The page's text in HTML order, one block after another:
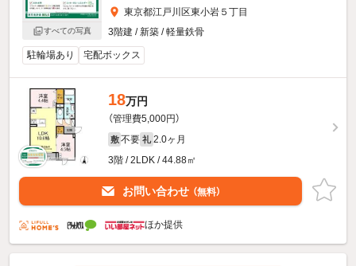
すべての写真
東京都江戸川区東小岩５丁目
3階建 / 新築 / 軽量鉄骨
駐輪場あり 宅配ボックス
18万円
（管理費5,000円）
敷 不要 礼 2.0ヶ月
3階 / 2LDK / 44.88㎡
お問い合わせ （無料）
ほか提供